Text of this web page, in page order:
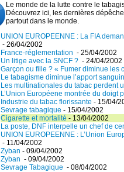
Le monde de la lutte contre le
Découvrez ici, les dernières
partout dans le monde.
UNION EUROPEENNE : La FIA
- 26/04/2002
France-réglementation - 25/04/2002
Un litige avec la SNCF ? - 24/04/2002
Garçon ou fille ? « Fumer diminue les
Le tabagisme diminue l’apport
Les multinationales du tabac perdent
L’Union Européene montrée du doigt
Industrie du tabac florissante - 15/04/
Sevrage tabagique - 15/04/2002
Cigarette et mortalité - 13/04/2002
La poste, DNF interpelle un chef de
UNION EUROPEENNE : L’Union
- 11/04/2002
Zyban - 09/04/2002
Zyban - 09/04/2002
Sevrage Tabagique - 08/04/2002